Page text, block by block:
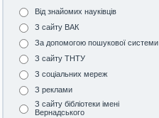
Від знайомих науківців
З сайту ВАК
За допомогою пошукової системи
З сайту ТНТУ
З соціальних мереж
З реклами
З сайту бібліотеки імені
Вернадського